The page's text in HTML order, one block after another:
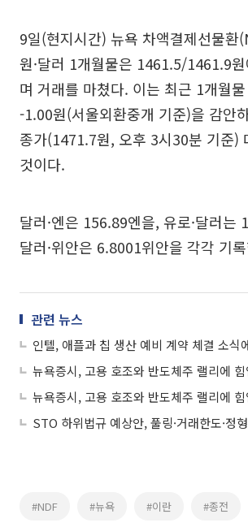
9일(현지시간) 뉴욕 차액결제선물환
원·달러 1개월물은 1461.5/1461.9
며 거래를 마쳤다. 이는 최근 1개월
-1.00원(서울외환중개 기준)을 감안
종가(1471.7원, 오후 3시30분 기준)
것이다.
달러·엔은 156.89엔을, 유로·달러는
달러·위안은 6.8001위안을 각각 기
관련 뉴스
인텔, 애플과 칩 생산 예비 계약 체결 소식
#NDF #뉴욕 #이란 #종전